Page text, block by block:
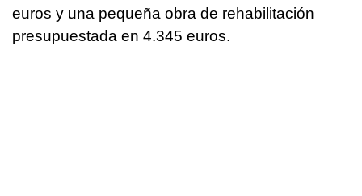
euros y una pequeña obra de rehabilitación
presupuestada en 4.345 euros.